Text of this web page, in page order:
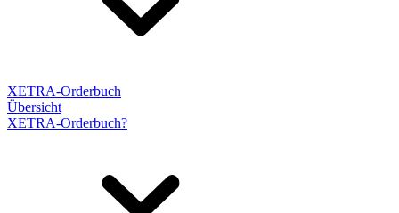
XETRA-Orderbuch
Übersicht
XETRA-Orderbuch?